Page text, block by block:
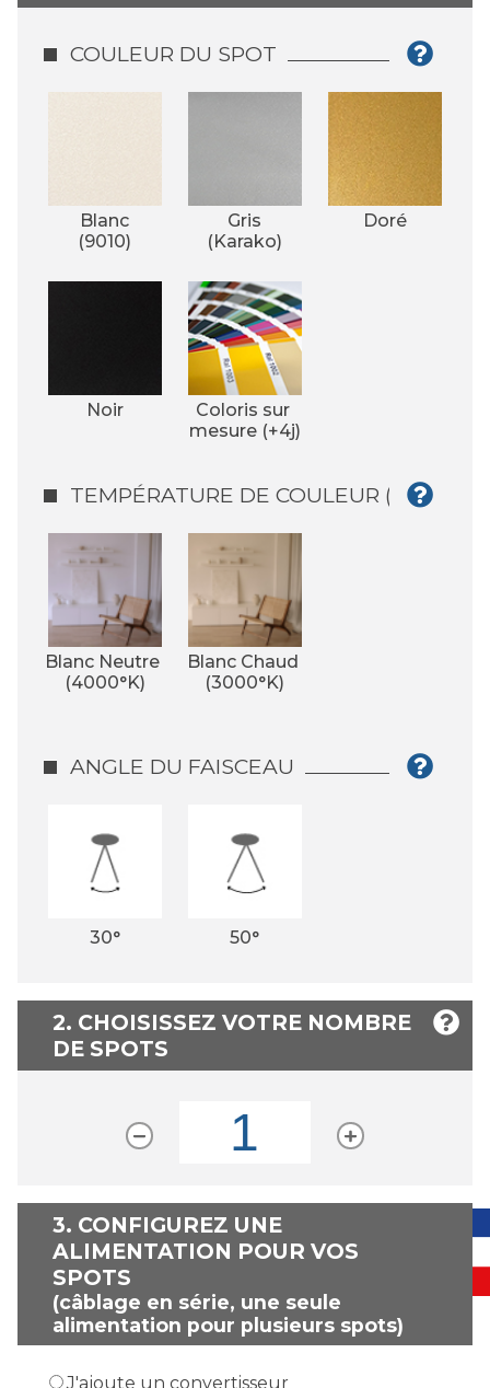
COULEUR DU SPOT
Blanc
(9010)
Gris
(Karako)
Doré
Noir
Coloris sur
mesure (+4j)
TEMPÉRATURE DE COULEUR (°K)
Blanc Neutre
(4000°K)
Blanc Chaud
(3000°K)
ANGLE DU FAISCEAU
30° 50°
2. CHOISISSEZ VOTRE NOMBRE
DE SPOTS
3. CONFIGUREZ UNE
ALIMENTATION POUR VOS
SPOTS
(câblage en série, une seule
alimentation pour plusieurs spots)
J'ajoute un convertisseur